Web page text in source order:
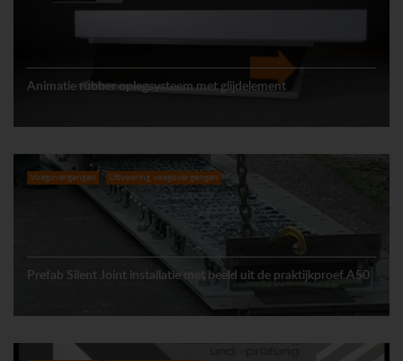
Animatie rubber oplegsysteem met glijdelement
Voegovergangen Uitvoering voegovergangen
Prefab Silent Joint installatie met beeld uit de praktijkproef A50